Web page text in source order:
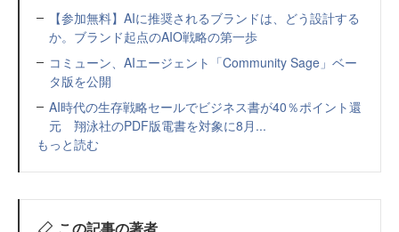
【参加無料】AIに推奨されるブランドは、どう設計する
か。ブランド起点のAIO戦略の第一歩
コミューン、AIエージェント「Community Sage」ベー
タ版を公開
AI時代の生存戦略セールでビジネス書が40％ポイント還
元 翔泳社のPDF版電書を対象に8月...
もっと読む